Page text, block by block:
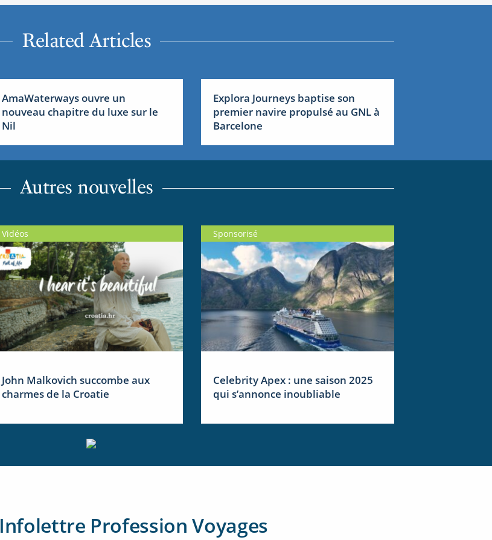
Related Articles
AmaWaterways ouvre un
nouveau chapitre du luxe sur le
Nil
Explora Journeys baptise son
premier navire propulsé au GNL à
Barcelone
Autres nouvelles
Vidéos
John Malkovich succombe aux
charmes de la Croatie
Sponsorisé
Celebrity Apex : une saison 2025
qui s’annonce inoubliable
Infolettre Profession Voyages